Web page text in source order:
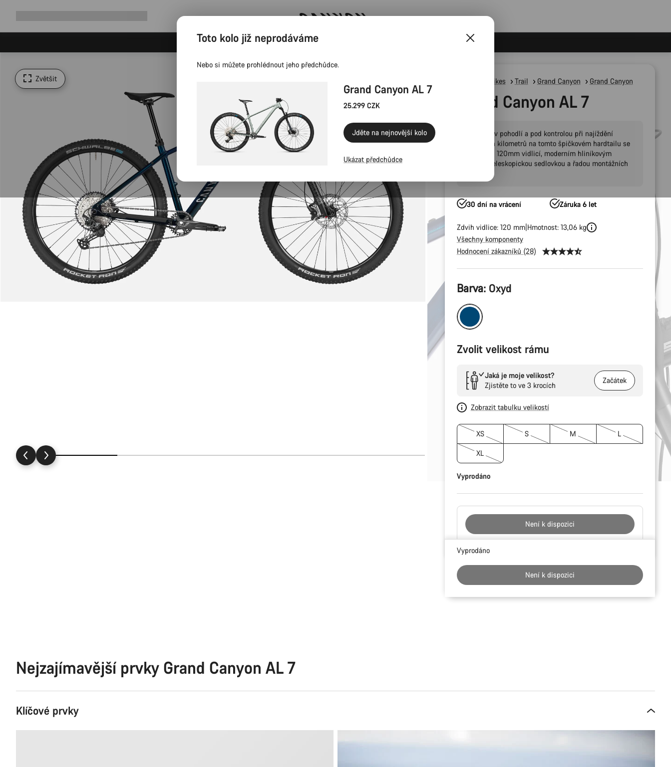
Ušetřete s newsletterem Canyon
Zvětšit Mountain Bikes Trail Grand Canyon Grand Canyon
Grand Canyon AL 7
Zůstaňte v pohodlí a pod kontrolou při najíždění
trailových kilometrů na tomto špičkovém hardtailu se
schopnou 120mm vidlicí, moderním hliníkovým
rámem, teleskopickou sedlovkou a řadou montážních
30 dní na vrácení Záruka 6 let
Zdvih vidlice: 120 mm Hmotnost: 13,06 kg
Všechny komponenty
Hodnocení zákazníků (28)
Konfigurace
produktu
Barva: Oxyd
Zvolit velikost rámu
Jaká je moje velikost?
Zjistěte to ve 3 krocích
Začátek
Zobrazit tabulku velikostí
XS S M L
XL
Vyprodáno
Není k dispozici
Důvody
ke
koupi
Vyprodáno
Není k dispozici
Nejzajímavější prvky Grand Canyon AL 7
Klíčové prvky
Toto kolo již neprodáváme
Nebo si můžete prohlédnout jeho předchůdce.
Grand Canyon AL 7
25.299 CZK
Jděte na nejnovější kolo
Ukázat předchůdce